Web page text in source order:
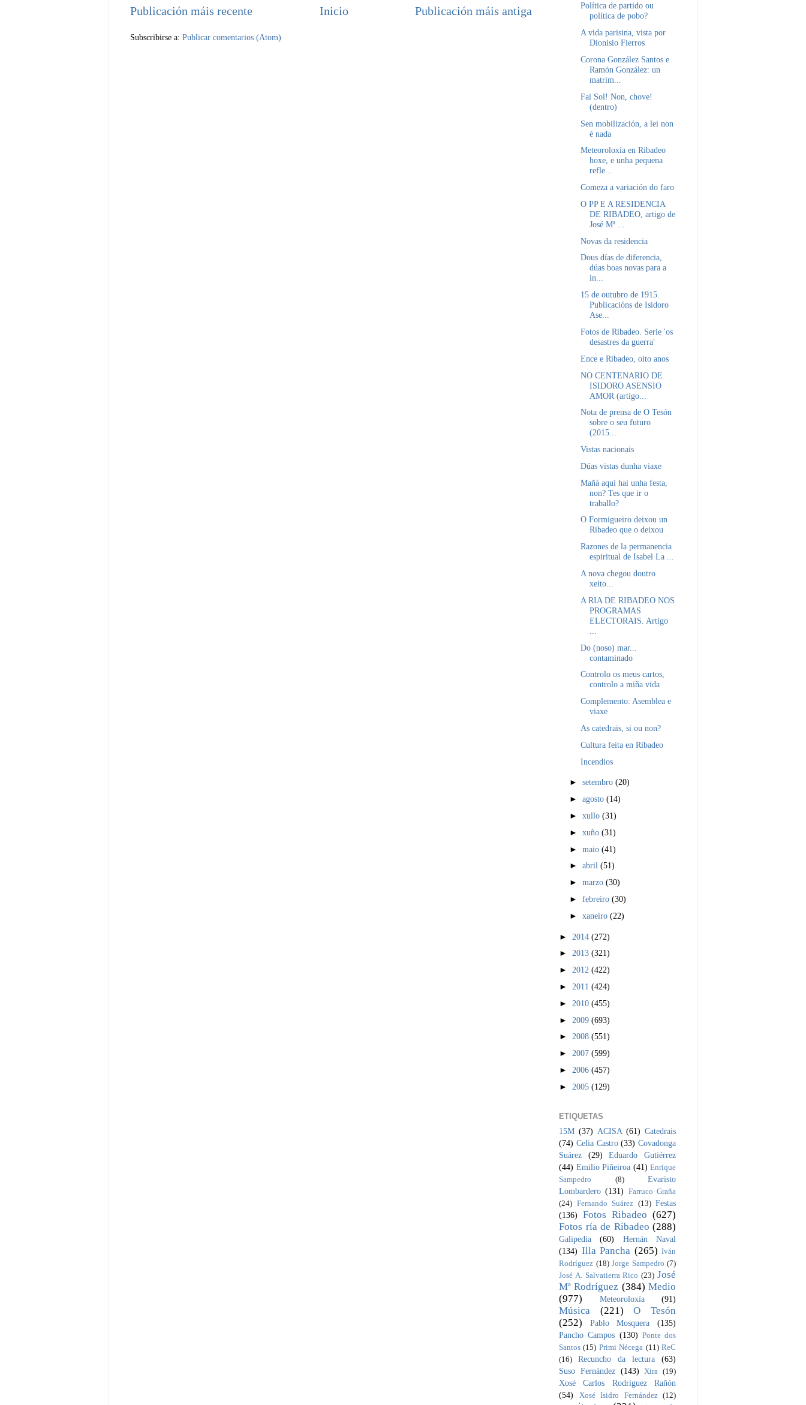
Publicación máis recente Publicación máis antiga
Inicio
Subscribirse a: Publicar comentarios (Atom)
Política de partido ou
política de pobo?
A vida parisina, vista por
Dionisio Fierros
Corona González Santos e
Ramón González: un
matrim...
Fai Sol! Non, chove!
(dentro)
Sen mobilización, a lei non
é nada
Meteoroloxía en Ribadeo
hoxe, e unha pequena
refle...
Comeza a variación do faro
O PP E A RESIDENCIA
DE RIBADEO, artigo de
José Mª ...
Novas da residencia
Dous días de diferencia,
dúas boas novas para a
in...
15 de outubro de 1915.
Publicacións de Isidoro
Ase...
Fotos de Ribadeo. Serie 'os
desastres da guerra'
Ence e Ribadeo, oito anos
NO CENTENARIO DE
ISIDORO ASENSIO
AMOR (artigo...
Nota de prensa de O Tesón
sobre o seu futuro
(2015...
Vistas nacionais
Dúas vistas dunha viaxe
Mañá aquí hai unha festa,
non? Tes que ir o
traballo?
O Formigueiro deixou un
Ribadeo que o deixou
Razones de la permanencia
espiritual de Isabel La ...
A nova chegou doutro
xeito...
A RIA DE RIBADEO NOS
PROGRAMAS
ELECTORAIS. Artigo
Do (noso) mar...
contaminado
Controlo os meus cartos,
controlo a miña vida
Complemento: Asemblea e
viaxe
As catedrais, si ou non?
Cultura feita en Ribadeo
Incendios
►setembro(20)
►agosto(14)
►xullo(31)
►xuño(31)
►maio(41)
►abril(51)
►marzo(30)
►febreiro(30)
►xaneiro(22)
► 2014 (272)
► 2013 (321)
► 2012 (422)
► 2011 (424)
► 2010 (455)
► 2009 (693)
► 2008 (551)
► 2007 (599)
► 2006 (457)
► 2005 (129)
ETIQUETAS
15M (37) ACISA (61) Catedrais
(74) Celia Castro (33) Covadonga
Suárez
(29)
Eduardo Gutiérrez
(44) Emilio Piñeiroa (41) Enrique
Sampedro
(8)
Evaristo
Lombardero (131) Farruco Graña
(24) Fernando Suárez (13) Festas
(136)
Fotos Ribadeo (627)
Fotos ría de Ribadeo (288)
Galipedia (60)
Hernán Naval
(134) Illa Pancha (265) Iván
Rodríguez (18) Jorge Sampedro (7)
José A. Salvatierra Rico (23) José
Mª Rodríguez (384) Medio
(977)
Meteoroloxía (91)
Música (221)
O Tesón
(252)
Pablo Mosquera
(135)
Pancho Campos (130) Ponte dos
Santos (15) Primi Nécega (11) ReC
(16)
Recuncho da lectura
(63)
Suso Fernández (143) Xira (19)
Xosé Carlos Rodríguez Rañón
(54)
Xosé Isidro Fernández (12)